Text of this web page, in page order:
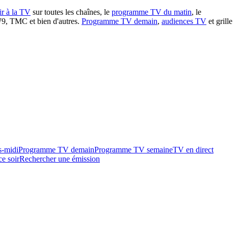
à la TV sur toutes les chaînes, le programme TV du matin, le
TMC et bien d'autres. Programme TV demain, audiences TV et grille
midiProgramme TV demainProgramme TV semaineTV en direct
soirRechercher une émission